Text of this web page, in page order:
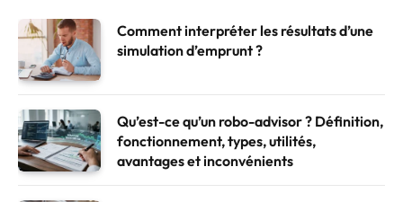
Comment interpréter les résultats d’une
simulation d’emprunt ?
Qu’est-ce qu’un robo-advisor ? Définition,
fonctionnement, types, utilités,
avantages et inconvénients